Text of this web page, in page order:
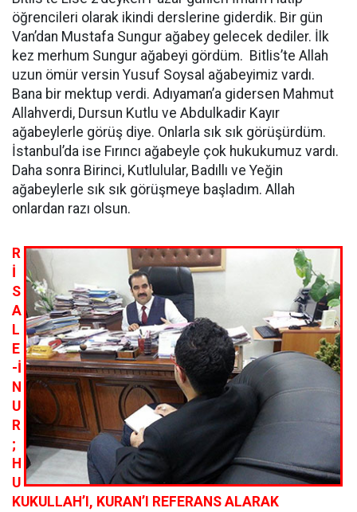
öğrencileri olarak ikindi derslerine giderdik. Bir gün
Van’dan Mustafa Sungur ağabey gelecek dediler. İlk
kez merhum Sungur ağabeyi gördüm. Bitlis’te Allah
uzun ömür versin Yusuf Soysal ağabeyimiz vardı.
Bana bir mektup verdi. Adıyaman’a gidersen Mahmut
Allahverdi, Dursun Kutlu ve Abdulkadir Kayır
ağabeylerle görüş diye. Onlarla sık sık görüşürdüm.
İstanbul’da ise Fırıncı ağabeyle çok hukukumuz vardı.
Daha sonra Birinci, Kutlulular, Badıllı ve Yeğin
ağabeylerle sık sık görüşmeye başladım. Allah
onlardan razı olsun.
R
İ
S
A
L
E
-İ
N
U
R
;
H
U
KUKULLAH’I, KURAN’I REFERANS ALARAK